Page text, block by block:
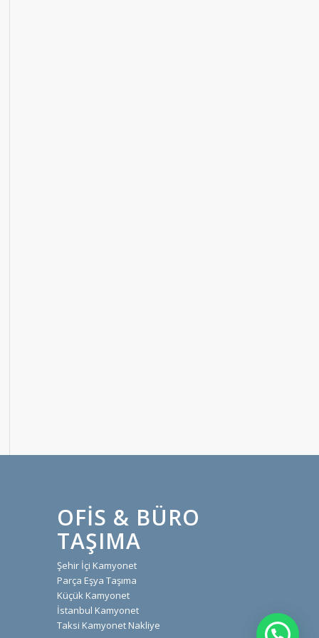
OFIS & BÜRO
TAŞIMA
Şehir İçi Kamyonet
Parça Eşya Taşıma
Küçük Kamyonet
İstanbul Kamyonet
Taksi Kamyonet Nakliye